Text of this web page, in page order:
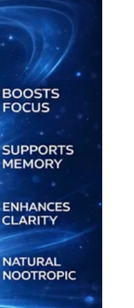
više vedrine
koliko mu
izgovorene.
ljubavne priče.
do izražaja, pa
i pokazati